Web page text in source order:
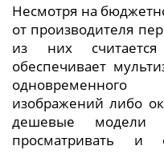
Несмотря на
от производителя
из них
обеспечивает
одновременного
изображений либо
дешевые модели
просматривать